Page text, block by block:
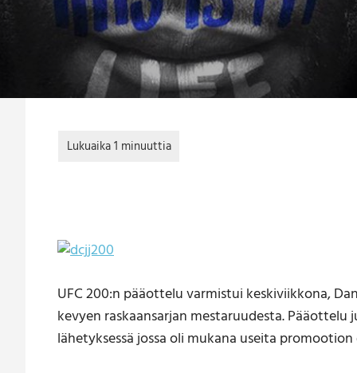
UFC 200:n pääottelu varmistui keskiviikkona,
kevyen raskaansarjan mestaruudesta.
lähetyksessä jossa oli mukana useita